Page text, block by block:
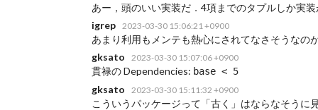
あー，頭のいい実装だ．4項までのタプルしか実
igrep
2023-03-30 15:06:21 +0900
あまり利用もメンテも熱心にされてなさそうなの
gksato
2023-03-30 15:07:06 +0900
貫禄の Dependencies: base < 5
gksato 2023-03-30 15:11:32 +0900
こういうパッケージって「古く」はならなそうに